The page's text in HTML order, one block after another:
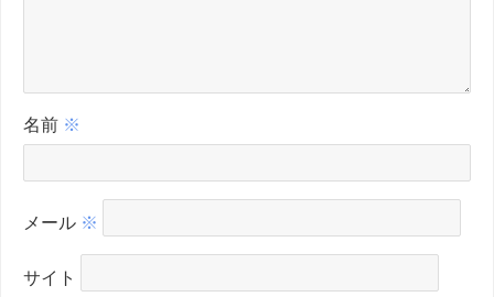
名前 ※
メール ※
サイト